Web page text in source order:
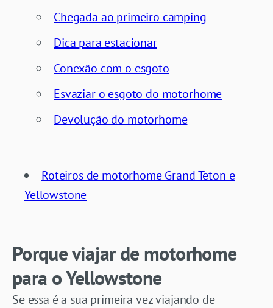
Chegada ao primeiro camping
Dica para estacionar
Conexão com o esgoto
Esvaziar o esgoto do motorhome
Devolução do motorhome
Roteiros de motorhome Grand Teton e
Yellowstone
Porque viajar de motorhome
para o Yellowstone
Se essa é a sua primeira vez viajando de